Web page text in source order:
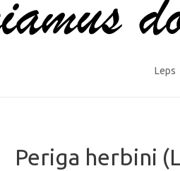
Leps
Periga herbini